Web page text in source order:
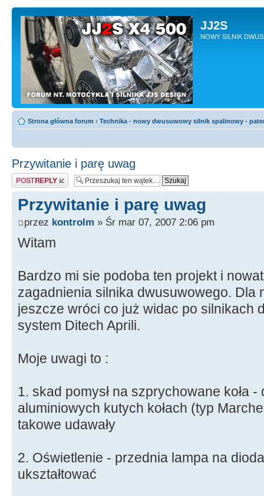
JJ2S
NOWY SILNIK
Strona główna forum ‹ Technika - nowy dwusuwowy silnik spalinowy -
Przywitanie i parę uwag
Odpowiedz
Przywitanie i parę uwag
przez kontrolm » Śr mar 07, 2007 2:06 pm
Witam
Bardzo mi sie podoba ten projekt i
zagadnienia silnika dwusuwowego. Dla
jeszcze wróci co już widac po silnikach
system Ditech Aprili.
Moje uwagi to :
1. skad pomysł na szprychowane koła
aluminiowych kutych kołach (typ
takowe udawały
2. Oświetlenie - przednia lampa na
ukształtować